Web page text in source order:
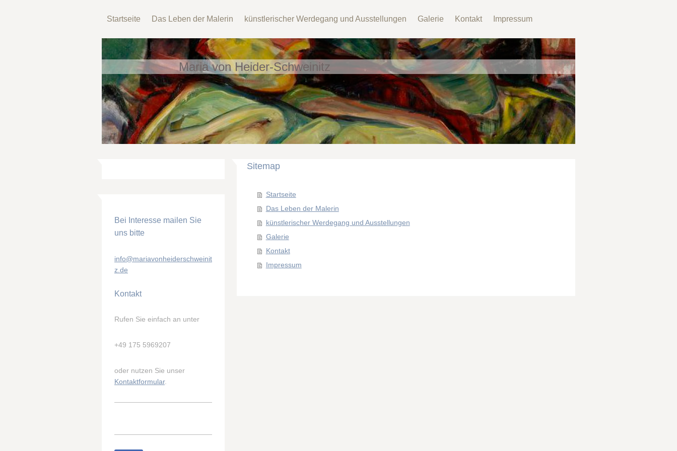
Startseite Das Leben der Malerin künstlerischer Werdegang und Ausstellungen Galerie Kontakt Impressum
Maria von Heider-Schweinitz
Sitemap
Startseite
Das Leben der Malerin
künstlerischer Werdegang und Ausstellungen
Galerie
Kontakt
Impressum
Bei Interesse mailen Sie
uns bitte
info@mariavonheiderschweinit
z.de
Kontakt
Rufen Sie einfach an unter
+49 175 5969207
oder nutzen Sie unser
Kontaktformular.